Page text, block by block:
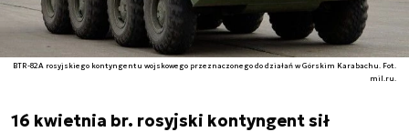
BTR-82A rosyjskiego kontyngentu wojskowego przeznaczonego do działań w Górskim Karabachu. Fot.
mil.ru.
16 kwietnia br. rosyjski kontyngent sił